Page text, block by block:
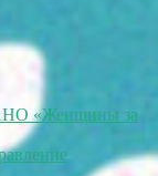
«Женщины за